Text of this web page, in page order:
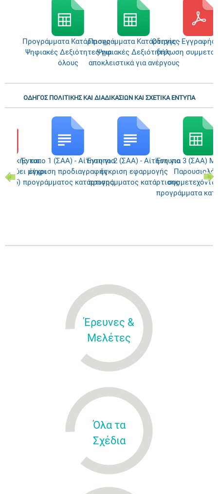
Προγράμματα Κατάρτισης -
Ψηφιακές Δεξιότητες για
όλους
Προγράμματα Κατάρτισης -
Ψηφιακές Δεξιότητες
αποκλειστικά για ανέργους
Οδηγίες Εγγραφής
δήλωση
ΟΔΗΓΟΣ ΠΟΛΙΤΙΚΗΣ ΚΑΙ ΔΙΑΔΙΚΑΣΙΩΝ ΚΑΙ ΣΧΕΤΙΚΑ ΕΝΤΥΠΑ
και
μέχρι
Έντυπο 1 (ΣΑΑ) - Αίτηση για
έγκριση προδιαγραφής
προγράμματος κατάρτισης
Έντυπο 2 (ΣΑΑ) - Αίτηση για
έγκριση εφαρμογής
προγράμματος κατάρτισης
Έντυπο 3 (ΣΑΑ)
προγράμματα
Έρευνες &
Μελέτες
Όλα τα
Σχέδια